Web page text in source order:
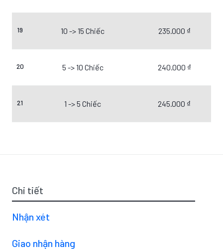
19 10 -> 15 Chiếc 235.000 ₫
20 5 -> 10 Chiếc 240.000 ₫
21 1 -> 5 Chiếc 245.000 ₫
Chi tiết
Nhận xét
Giao nhận hàng